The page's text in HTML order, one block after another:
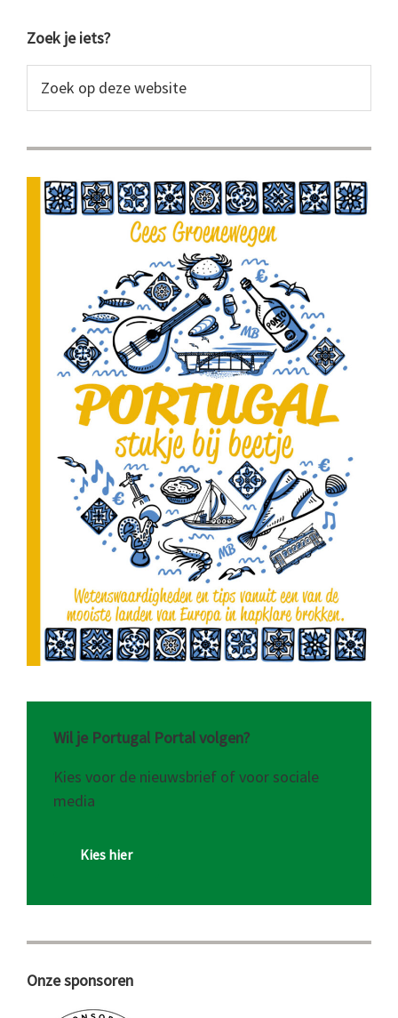
Primaire
Sidebar
Zoek je iets?
op
website
Wil je Portugal Portal volgen?
Kies voor de nieuwsbrief of voor sociale
media
Kies hier
Onze sponsoren